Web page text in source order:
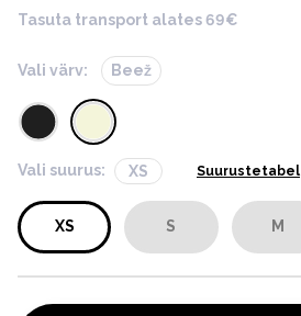
Tasuta transport alates 69€
Vali värv: Beež
Vali suurus: XS Suurustetabel
XS S M